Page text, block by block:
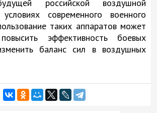
российской воздушной
современного военного
таких аппаратов может
эффективность боевых
баланс сил в воздушных